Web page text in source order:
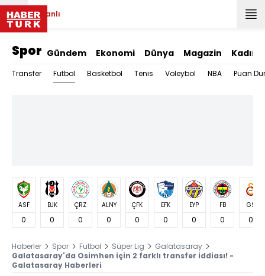
Canlı
Spor Gündem Ekonomi Dünya Magazin Kadın
Transfer Futbol Basketbol Tenis Voleybol NBA Puan
ASF
0
BJK
0
ÇRZ
0
ALNY
0
ÇFK
0
EFK
0
EYP
0
FB
0
GS
0
Haberler Spor Futbol Süper Lig
Galatasaray
Galatasaray'da Osimhen için 2 farklı transfer iddiası! -
Galatasaray Haberleri